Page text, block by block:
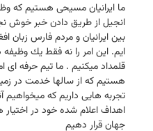
ما ایرانیان مسیحی هستیم كه
انجیل از طریق دادن خبر خوش
بین ایرانیان و مردم فارس زبان
ایم. این امر را نه فقط یك
قلمداد میكنیم . ما تیم حرفه
هستیم كه از سالها خدمت در
تجربه هایی داریم كه میخواهیم
اهداف اعلام شده خود در اختیار
جهان قرار دهیم